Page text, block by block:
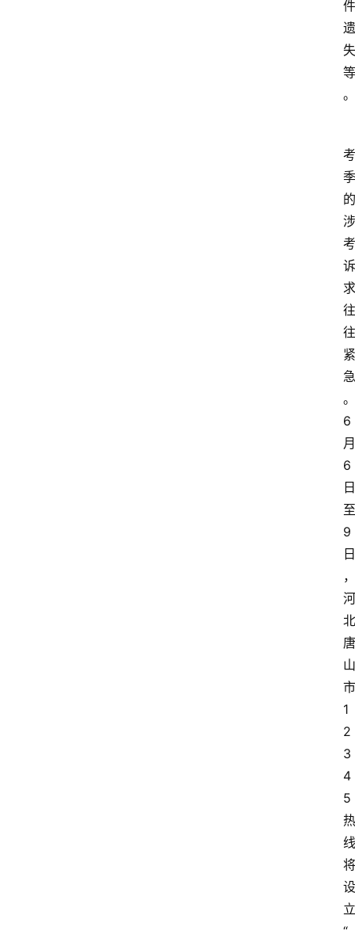
件
遗
失
等
。
考
季
的
涉
考
诉
求
往
往
紧
急
。
6
月
6
日
至
9
日
，
河
北
唐
山
市
1
2
3
4
5
热
线
将
设
立
“